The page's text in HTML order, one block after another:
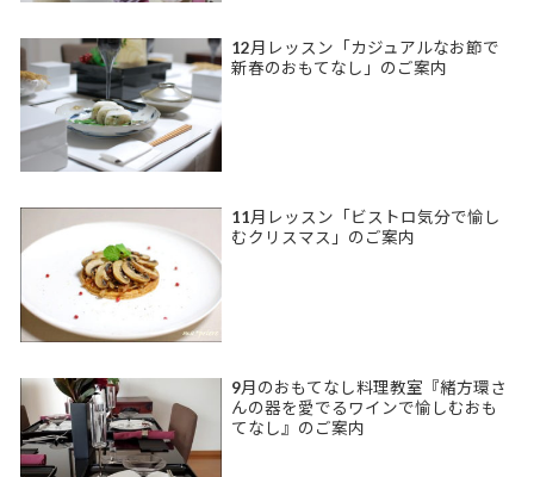
12月レッスン「カジュアルなお節で
新春のおもてなし」のご案内
11月レッスン「ビストロ気分で愉し
むクリスマス」のご案内
9月のおもてなし料理教室『緒方環さ
んの器を愛でるワインで愉しむおも
てなし』のご案内